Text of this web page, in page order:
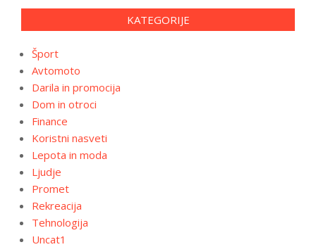
KATEGORIJE
Šport
Avtomoto
Darila in promocija
Dom in otroci
Finance
Koristni nasveti
Lepota in moda
Ljudje
Promet
Rekreacija
Tehnologija
Uncat1